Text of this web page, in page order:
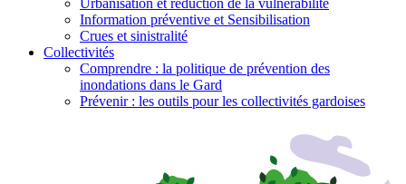
Information préventive et Sensibilisation
Crues et sinistralité
Collectivités
Comprendre : la politique de prévention des
inondations dans le Gard
Prévenir : les outils pour les collectivités gardoises